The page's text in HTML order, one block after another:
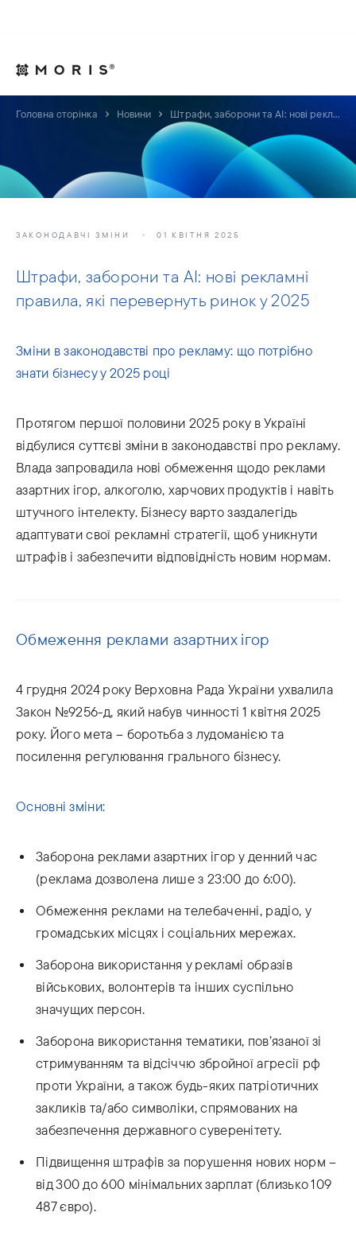
Головна сторінка Новини Штрафи, заборони та AI: нові рекламні правила, які перевернуть ринок у 2025
ЗАКОНОДАВЧІ ЗМІНИ 01 КВІТНЯ 2025
Штрафи, заборони та AI: нові рекламні
правила, які перевернуть ринок у 2025
Зміни в законодавстві про рекламу: що потрібно
знати бізнесу у 2025 році
Протягом першої половини 2025 року в Україні
відбулися суттєві зміни в законодавстві про рекламу.
Влада запровадила нові обмеження щодо реклами
азартних ігор, алкоголю, харчових продуктів і навіть
штучного інтелекту. Бізнесу варто заздалегідь
адаптувати свої рекламні стратегії, щоб уникнути
штрафів і забезпечити відповідність новим нормам.
Обмеження реклами азартних ігор
4 грудня 2024 року Верховна Рада України ухвалила
Закон №9256-д, який набув чинності 1 квітня 2025
року. Його мета – боротьба з лудоманією та
посилення регулювання грального бізнесу.
Основні зміни:
Заборона реклами азартних ігор у денний час
(реклама дозволена лише з 23:00 до 6:00).
Обмеження реклами на телебаченні, радіо, у
громадських місцях і соціальних мережах.
Заборона використання у рекламі образів
військових, волонтерів та інших суспільно
значущих персон.
Заборона використання тематики, пов’язаної зі
стримуванням та відсіччю збройної агресії рф
проти України, а також будь-яких патріотичних
закликів та/або символіки, спрямованих на
забезпечення державного суверенітету.
Підвищення штрафів за порушення нових норм –
від 300 до 600 мінімальних зарплат (близько 109
487 євро).